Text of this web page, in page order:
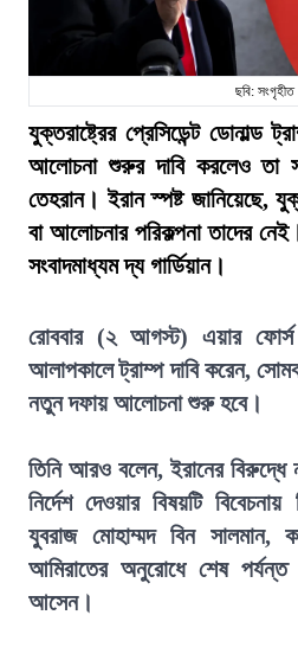
ছবি: সংগৃহীত
যুক্তরাষ্ট্রের প্রেসিডেন্ট ডোনাল্ড
আলোচনা শুরুর দাবি করলেও তা
তেহরান। ইরান স্পষ্ট জানিয়েছে,
বা আলোচনার পরিকল্পনা তাদের
সংবাদমাধ্যম দ্য গার্ডিয়ান।
রোববার (২ আগস্ট) এয়ার ফোর্স
আলাপকালে ট্রাম্প দাবি করেন,
নতুন দফায় আলোচনা শুরু হবে।
তিনি আরও বলেন, ইরানের বিরুদ্ধে
নির্দেশ দেওয়ার বিষয়টি
যুবরাজ মোহাম্মদ বিন
আমিরাতের অনুরোধে শেষ
আসেন।